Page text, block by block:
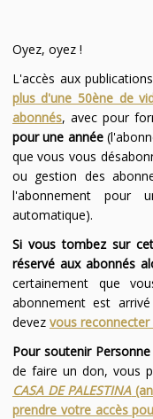
Oyez, oyez !
L'accès aux
plus d'une 50ène de
abonnés, avec pour
pour une année
que vous vous
ou gestion des
l'abonnement pour
automatique).
Si vous tombez sur
réservé aux abonnés
certainement que
abonnement est
devez vous
Pour soutenir
de faire un don, vous
CASA DE PALESTINA
prendre votre accès